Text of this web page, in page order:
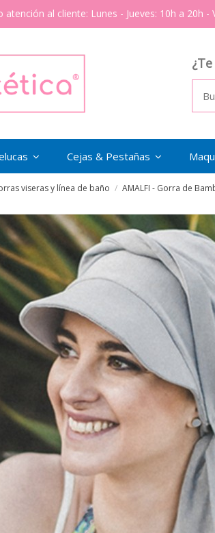
atención al cliente: Lunes - Jueves: 10h a 20h
Cejas & Pestañas
viseras y línea de baño AMALFI - Gorra de